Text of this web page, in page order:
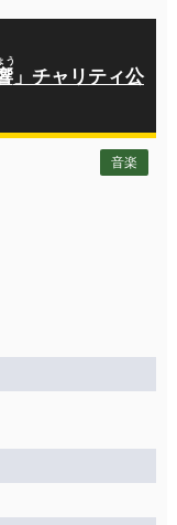
う
」チャリティ公
音楽